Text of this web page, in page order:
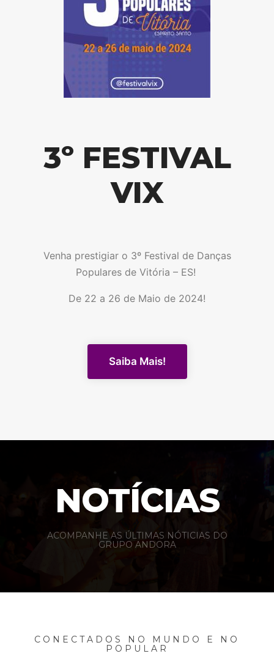
3º FESTIVAL
VIX
Venha prestigiar o 3º Festival de Danças
Populares de Vitória – ES!
De 22 a 26 de Maio de 2024!
Saiba Mais!
NOTÍCIAS
ACOMPANHE AS ÚLTIMAS NÓTICIAS DO
GRUPO ANDORA
CONECTADOS NO MUNDO E NO
POPULAR